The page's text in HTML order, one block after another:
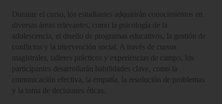
Durante el curso, los estudiantes adquirirán conocimientos en
diversas áreas relevantes, como la psicología de la
adolescencia, el diseño de programas educativos, la gestión de
conflictos y la intervención social. A través de cursos
magistrales, talleres prácticos y experiencias de campo, los
participantes desarrollarán habilidades clave, como la
comunicación efectiva, la empatía, la resolución de problemas
y la toma de decisiones éticas.